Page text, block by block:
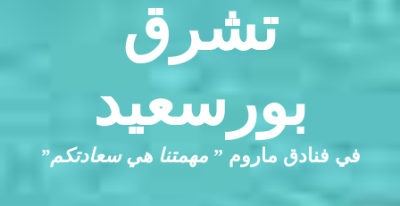
تشرق
بورسعيد
في فنادق ماروم ”مهمتنا هي سعادتكم”